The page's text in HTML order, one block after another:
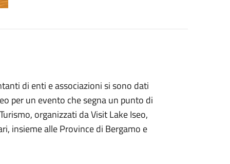
di enti e associazioni si sono dati
per un evento che segna un punto di
organizzati da Visit Lake Iseo,
insieme alle Province di Bergamo e